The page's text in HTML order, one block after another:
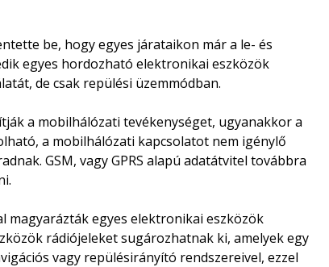
be, hogy egyes járataikon már a le- és
egyes hordozható elektronikai eszközök
de csak repülési üzemmódban.
a mobilhálózati tevékenységet, ugyanakkor a
a mobilhálózati kapcsolatot nem igénylő
GSM, vagy GPRS alapú adatátvitel továbbra
egyes elektronikai eszközök
rádiójeleket sugározhatnak ki, amelyek egy
vagy repülésirányító rendszereivel, ezzel